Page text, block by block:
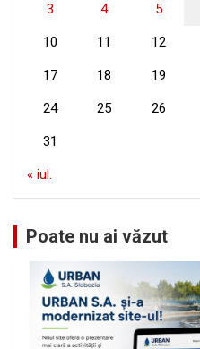
3 4 5
10 11 12
17 18 19
24 25 26
31
« iul.
Poate nu ai văzut